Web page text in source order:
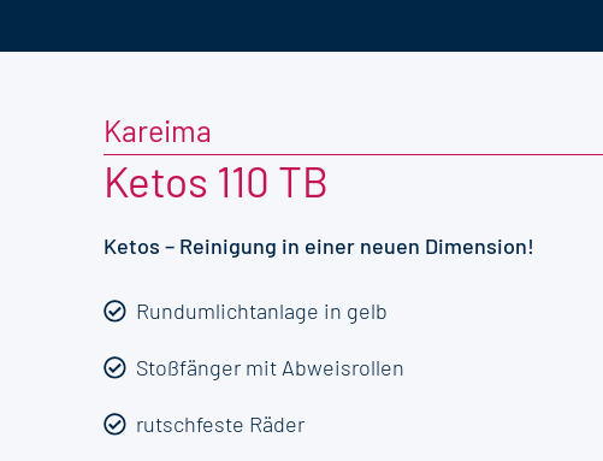
Kareima
Ketos 110 TB
Ketos – Reinigung in einer neuen Dimension!
Rundumlichtanlage in gelb
Stoßfänger mit Abweisrollen
rutschfeste Räder